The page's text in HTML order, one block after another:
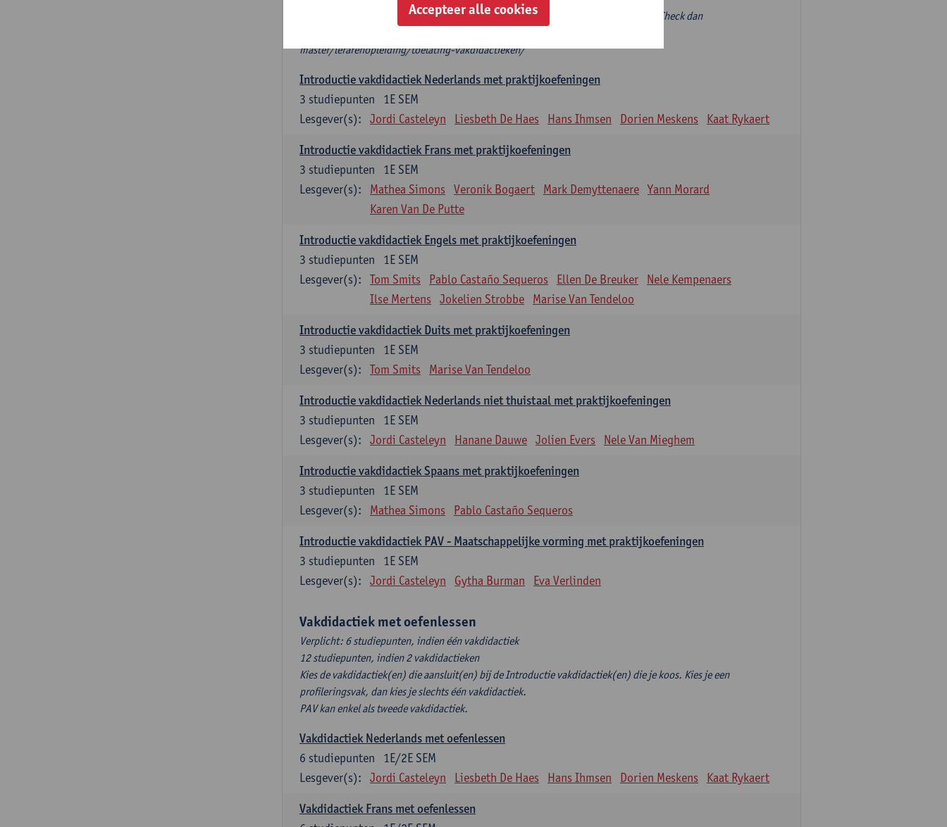
Niet zeker welke (Introductie) vakdidactiek je op basis van je diploma mag volgen? Check dan
master/lerarenopleiding/toelating-vakdidactieken/
Introductie vakdidactiek Nederlands met praktijkoefeningen
1E SEM
3 studiepunten
Lesgever(s):
Jordi Casteleyn Liesbeth De Haes Hans Ihmsen Dorien Meskens Kaat Rykaert
Introductie vakdidactiek Frans met praktijkoefeningen
1E SEM
3 studiepunten
Lesgever(s):
Mathea Simons Veronik Bogaert Mark Demyttenaere Yann Morard
Karen Van De Putte
Introductie vakdidactiek Engels met praktijkoefeningen
1E SEM
3 studiepunten
Lesgever(s):
Tom Smits Pablo Castaño Sequeros Ellen De Breuker
Nele Kempenaers
Ilse Mertens Jokelien Strobbe Marise Van Tendeloo
Introductie vakdidactiek Duits met praktijkoefeningen
1E SEM
3 studiepunten
Lesgever(s):
Tom Smits Marise Van Tendeloo
Introductie vakdidactiek Nederlands niet thuistaal met praktijkoefeningen
1E SEM
3 studiepunten
Lesgever(s):
Jordi Casteleyn Hanane Dauwe Jolien Evers Nele Van Mieghem
Introductie vakdidactiek Spaans met praktijkoefeningen
1E SEM
3 studiepunten
Lesgever(s):
Mathea Simons Pablo Castaño Sequeros
Introductie vakdidactiek PAV - Maatschappelijke vorming met praktijkoefeningen
1E SEM
3 studiepunten
Lesgever(s):
Jordi Casteleyn Gytha Burman Eva Verlinden
Vakdidactiek met oefenlessen
Verplicht: 6 studiepunten, indien één vakdidactiek
12 studiepunten, indien 2 vakdidactieken
Kies de vakdidactiek(en) die aansluit(en) bij de Introductie vakdidactiek(en) die je koos. Kies je een
profileringsvak, dan kies je slechts één vakdidactiek.
PAV kan enkel als tweede vakdidactiek.
Vakdidactiek Nederlands met oefenlessen
1E/2E SEM
6 studiepunten
Lesgever(s):
Jordi Casteleyn Liesbeth De Haes Hans Ihmsen Dorien Meskens Kaat Rykaert
Vakdidactiek Frans met oefenlessen
Accepteer alle cookies